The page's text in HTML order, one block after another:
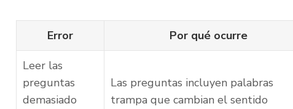
Error Por qué ocurre
Leer las
preguntas
demasiado
Las preguntas incluyen palabras
trampa que cambian el sentido